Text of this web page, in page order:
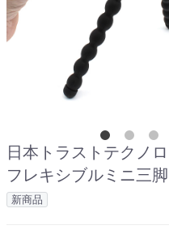
日本トラストテクノ
フレキシブルミニ三
新商品